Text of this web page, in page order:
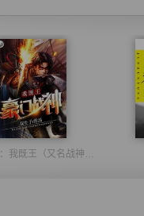
豪门战神：我既王（又名战神归来不败神婿修罗战神）